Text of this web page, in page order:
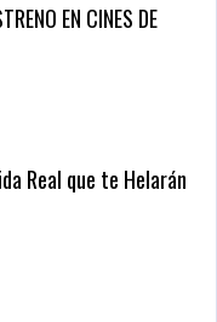
EN CINES DE
Real que te Helarán